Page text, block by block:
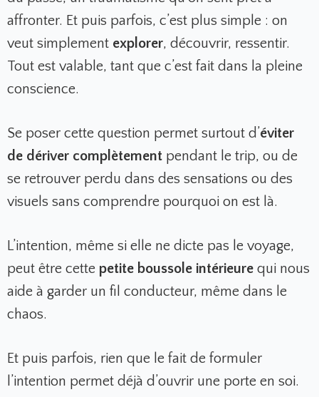
affronter. Et puis parfois, c’est plus simple : on
veut simplement explorer, découvrir, ressentir.
Tout est valable, tant que c’est fait dans la pleine
conscience.
Se poser cette question permet surtout d’éviter
de dériver complètement pendant le trip, ou de
se retrouver perdu dans des sensations ou des
visuels sans comprendre pourquoi on est là.
L’intention, même si elle ne dicte pas le voyage,
peut être cette petite boussole intérieure qui nous
aide à garder un fil conducteur, même dans le
chaos.
Et puis parfois, rien que le fait de formuler
l’intention permet déjà d’ouvrir une porte en soi.